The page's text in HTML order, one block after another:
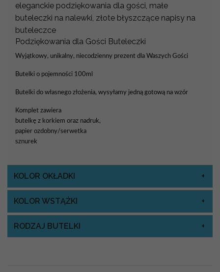
eleganckie podziękowania dla gości, małe
buteleczki na nalewki, złote błyszczące napisy na
buteleczce
Podziękowania dla Gości Buteleczki
Wyjątkowy, unikalny, niecodzienny prezent dla Waszych Gości
Butelki o pojemności 100ml
Butelki do własnego złożenia, wysyłamy jedną gotową na wzór
Komplet zawiera
butelkę z korkiem oraz nadruk,
papier ozdobny/serwetka
sznurek
KOLOR OKŁADKI
KOLOR WSTĄŻKI
RODZAJ BUTELKI